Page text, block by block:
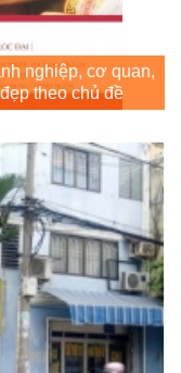
nghiệp, cơ quan,
theo chủ đề